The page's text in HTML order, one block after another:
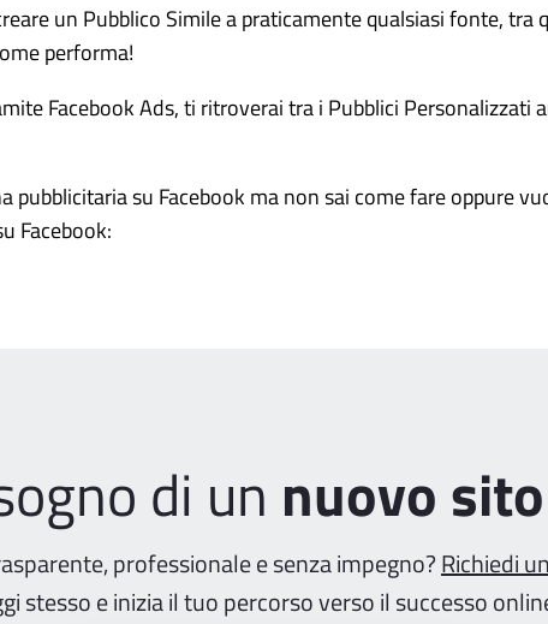
un Pubblico Simile a praticamente qualsiasi fonte, tra
performa!
Facebook Ads, ti ritroverai tra i Pubblici Personalizzati
pubblicitaria su Facebook ma non sai come fare oppure
Facebook:
di un nuovo
professionale e senza impegno?Richiedi
stesso e inizia il tuo percorso verso il successo